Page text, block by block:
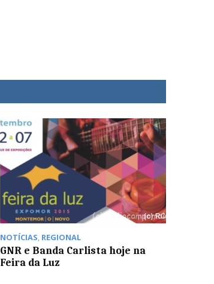
NOTÍCIAS, REGIONAL
GNR e Banda Carlista hoje na
Feira da Luz